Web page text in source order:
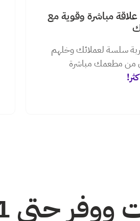
مباشرة وقوية مع
سلسة لعملائك وخلهم
من مطعمك مباشرة